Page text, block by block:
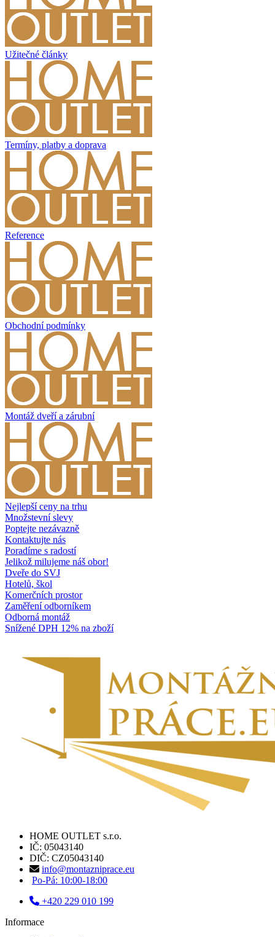
Užitečné články
Termíny, platby a doprava
Reference
Obchodní podmínky
Montáž dveří a zárubní
Nejlepší ceny na trhu
Množstevní slevy
Poptejte nezávazně
Kontaktujte nás
Poradíme s radostí
Jelikož milujeme náš obor!
Dveře do SVJ
Hotelů, škol
Komerčních prostor
Zaměření odborníkem
Odborná montáž
Snížené DPH 12% na zboží
HOME OUTLET s.r.o.
IČ: 05043140
DIČ: CZ05043140
info@montazniprace.eu
Po-Pá: 10:00-18:00
+420 229 010 199
Informace